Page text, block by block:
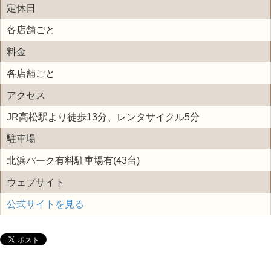
定休日
各店舗ごと
料金
各店舗ごと
アクセス
JR高松駅より徒歩13分、レンタサイクル5分
駐車場
北浜パーク有料駐車場有(43台)
ウェブサイト
公式サイトを見る